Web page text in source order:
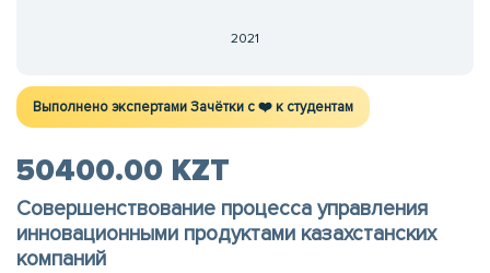
2021
Выполнено экспертами Зачётки c ❤️ к студентам
50400.00 KZT
Совершенствование процесса управления
инновационными продуктами казахстанских
компаний